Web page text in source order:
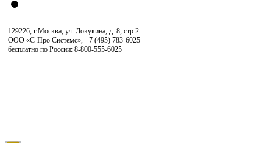
129226, г.Москва, ул. Докукина, д. 8, стр.2
ООО «С-Про Системс», +7 (495) 783-6025
бесплатно по России: 8-800-555-6025